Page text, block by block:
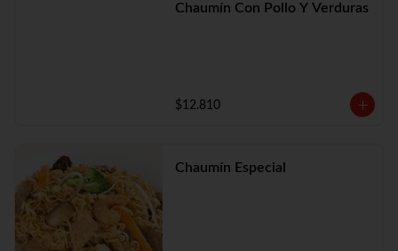
Chaumín Con Pollo Y Verduras
$12.810
Chaumín Especial